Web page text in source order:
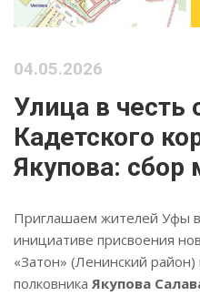
04.05.2026
Улица в честь
Кадетского
Якупова: сбор
Приглашаем жителей Уфы
инициативе присвоения
«Затон» (Ленинский
полковника Якупова